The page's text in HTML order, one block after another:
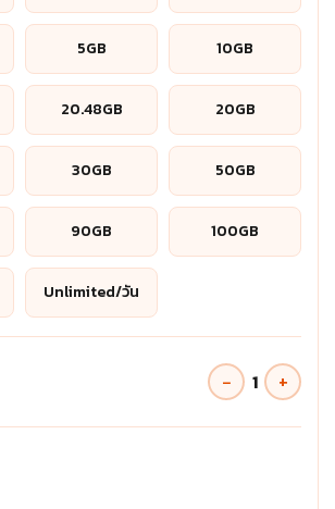
5GB 10GB
20.48GB 20GB
30GB 50GB
90GB 100GB
Unlimited/วัน
− 1 +